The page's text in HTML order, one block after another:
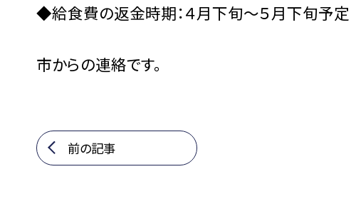
◆給食費の返金時期：４月下旬〜５月下旬予定
市からの連絡です。
前の記事